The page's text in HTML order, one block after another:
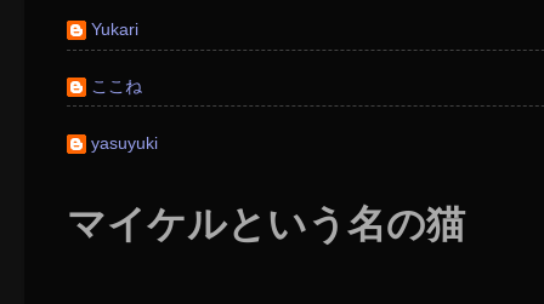
Yukari
ここね
yasuyuki
マイケルという名の猫